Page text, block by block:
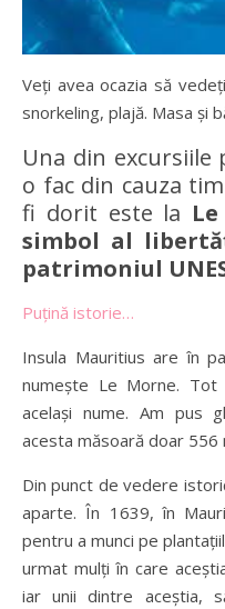
Veți avea ocazia să
snorkeling, plajă. Masa și
Una din excursiile
o fac din cauza
fi dorit este la
simbol al
patrimoniul
Puțină istorie…
Insula Mauritius are în
numește Le Morne. Tot
același nume. Am pus
acesta măsoară doar 556
Din punct de vedere
aparte. În 1639, în
pentru a munci pe
urmat mulți în care
iar unii dintre aceștia,